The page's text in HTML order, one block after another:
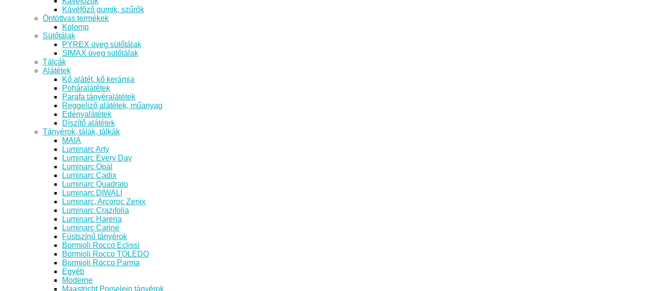
Kávéfőző gumik, szűrők
Öntöttvas termékek
Kolomp
Sütőtálak
PYREX üveg sütőtálak
SIMAX üveg sütőtálak
Tálcák
Alátétek
Kő alátét, kő kerámia
Poháralátétek
Parafa tányéralátétek
Reggeliző alátétek, műanyag
Edényalátétek
Díszítő alátétek
Tányérok, tálak, tálkák
MAIA
Luminarc Arty
Luminarc Every Day
Luminarc Opál
Luminarc Cadix
Luminarc Quadrato
Luminarc DIWALI
Luminarc, Arcoroc Zenix
Luminarc Crazifolia
Luminarc Harena
Luminarc Carine
Füstszínű tányérok
Bormioli Rocco Eclissi
Bormioli Rocco TOLEDO
Bormioli Rocco Parma
Egyéb
Moderne
Maastricht Porselein tányérok